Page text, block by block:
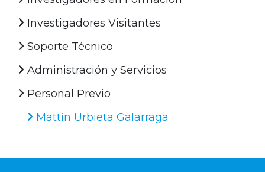
Investigadores Visitantes
Soporte Técnico
Administración y Servicios
Personal Previo
Mattin Urbieta Galarraga